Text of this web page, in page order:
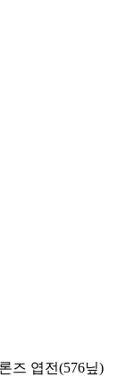
즈 엽전(576닢)